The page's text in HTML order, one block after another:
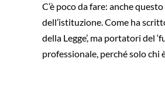
C’è poco da fare: anche
dell’istituzione. Come ha
della Legge’, ma portatori del
professionale, perché solo chi